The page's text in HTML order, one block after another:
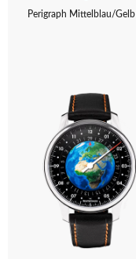
Perigraph Mittelblau/Gelb